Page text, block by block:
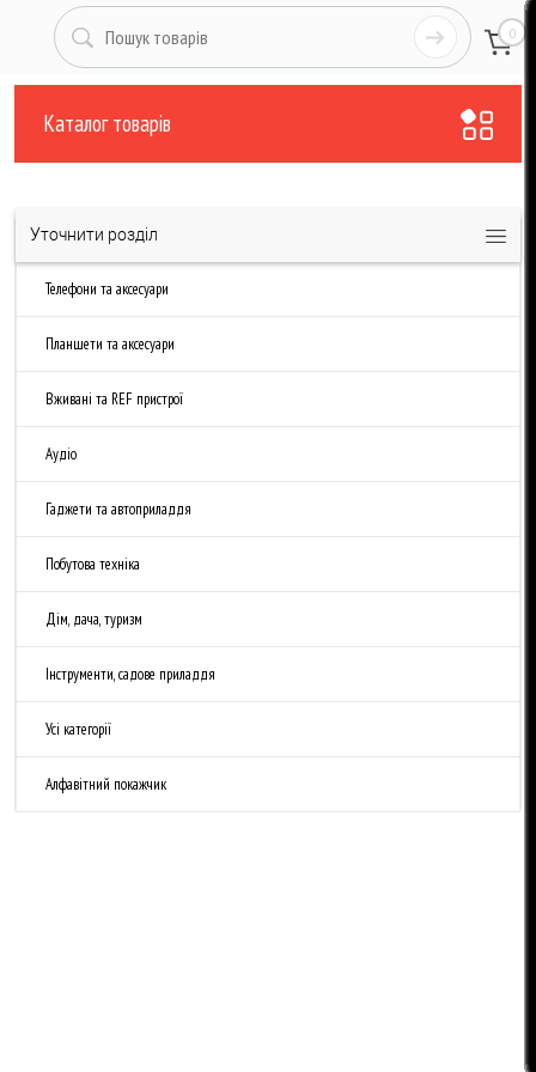
0
Каталог товарів
Уточнити розділ
Телефони та аксесуари
Планшети та аксесуари
Вживані та REF пристрої
Аудіо
Гаджети та автоприладдя
Побутова техніка
Дім, дача, туризм
Інструменти, садове приладдя
Усі категорії
Алфавітний покажчик